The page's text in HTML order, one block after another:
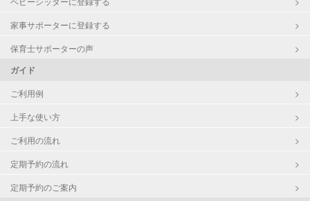
家事サポーターに登録する
保育士サポーターの声
ガイド
ご利用例
上手な使い方
ご利用の流れ
定期予約の流れ
定期予約のご案内